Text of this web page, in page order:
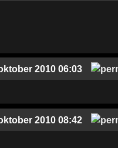
2010 06:03
2010 08:42